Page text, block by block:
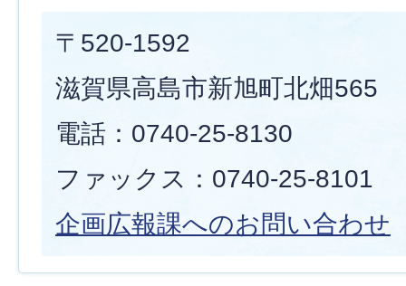
〒520-1592
滋賀県高島市新旭町北畑565
電話：0740-25-8130
ファックス：0740-25-8101
企画広報課へのお問い合わせ